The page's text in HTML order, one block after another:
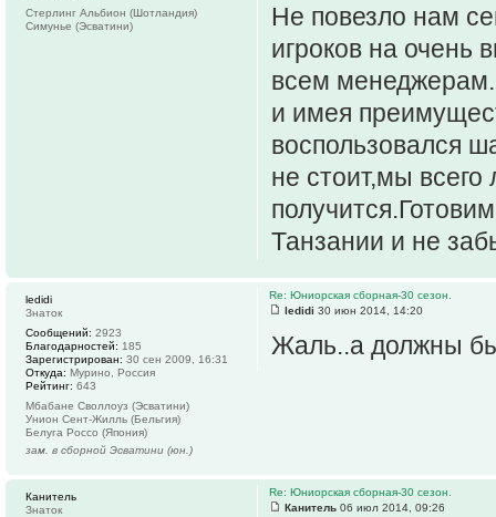
Не повезло нам
игроков на очень
всем
и имея
воспользовался
не стоит,мы
Танзании и не
Стерлинг Альбион (Шотландия)
Симунье (Эсватини)
Re: Юниорская сборная-30 сезон.
ledidi 30 июн 2014, 14:20
Жаль..а должны
ledidi
Знаток
Сообщений: 2923
Благодарностей: 185
Зарегистрирован: 30 сен 2009, 16:31
Откуда: Мурино, Россия
Рейтинг: 643
Мбабане Своллоуз (Эсватини)
Унион Сент-Жилль (Бельгия)
Белуга Россо (Япония)
зам. в сборной Эсватини (юн.)
Re: Юниорская сборная-30 сезон.
Канитель 06 июл 2014, 09:26
Канитель
Знаток